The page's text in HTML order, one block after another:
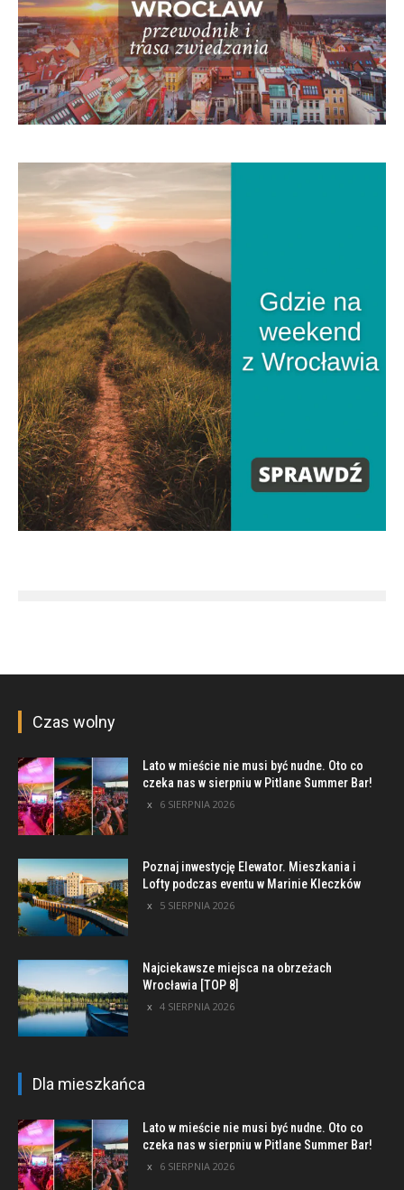
Czas wolny
Lato w mieście nie musi być nudne. Oto co
czeka nas w sierpniu w Pitlane Summer Bar!
6 SIERPNIA 2026
Poznaj inwestycję Elewator. Mieszkania i
Lofty podczas eventu w Marinie Kleczków
5 SIERPNIA 2026
Najciekawsze miejsca na obrzeżach
Wrocławia [TOP 8]
4 SIERPNIA 2026
Dla mieszkańca
Lato w mieście nie musi być nudne. Oto co
czeka nas w sierpniu w Pitlane Summer Bar!
6 SIERPNIA 2026